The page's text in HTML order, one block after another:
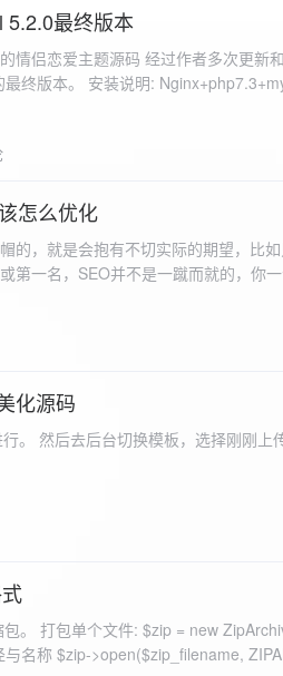
5.2.0最终版本
情侣恋爱主题源码 经过作者多次更新
终版本。 安装说明:
怎么优化
的，就是会抱有不切实际的期望，比
第一名，SEO并不是一蹴而就的，你
化源码
。 然后去后台切换模板，选择刚刚上
。 打包单个文件: $zip = new
// 打